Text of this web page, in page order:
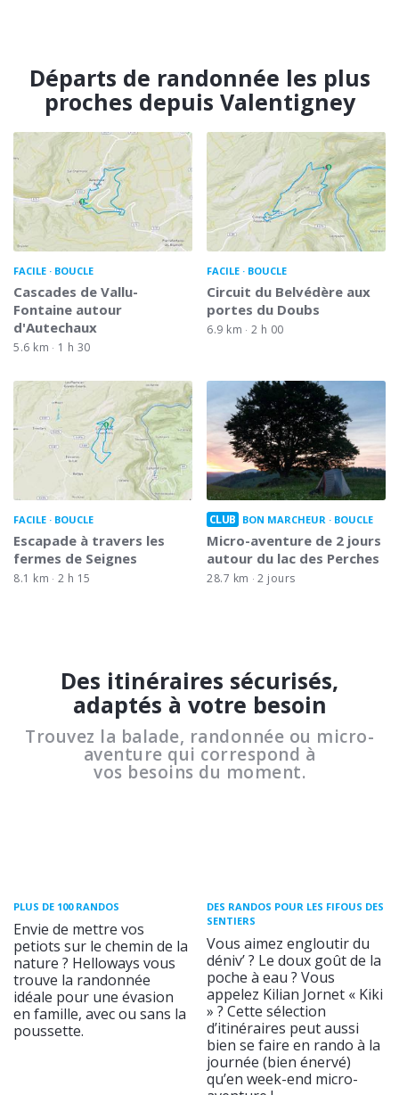
Départs de randonnée les plus
proches depuis Valentigney
FACILE BOUCLE
Cascades de Vallu-
Fontaine autour
d'Autechaux
5.6 km 1 h 30
FACILE BOUCLE
Circuit du Belvédère aux
portes du Doubs
6.9 km 2 h 00
FACILE BOUCLE
Escapade à travers les
fermes de Seignes
8.1 km 2 h 15
CLUB BON MARCHEUR BOUCLE
Micro-aventure de 2 jours
autour du lac des Perches
28.7 km 2 jours
Des itinéraires sécurisés,
adaptés à votre besoin
Trouvez la balade, randonnée ou micro-
aventure qui correspond à
vos besoins du moment.
PLUS DE 100 RANDOS
Envie de mettre vos
petiots sur le chemin de la
nature ? Helloways vous
trouve la randonnée
idéale pour une évasion
en famille, avec ou sans la
poussette.
DES RANDOS POUR LES FIFOUS DES
SENTIERS
Vous aimez engloutir du
déniv’ ? Le doux goût de la
poche à eau ? Vous
appelez Kilian Jornet « Kiki
» ? Cette sélection
d’itinéraires peut aussi
bien se faire en rando à la
journée (bien énervé)
qu’en week-end micro-